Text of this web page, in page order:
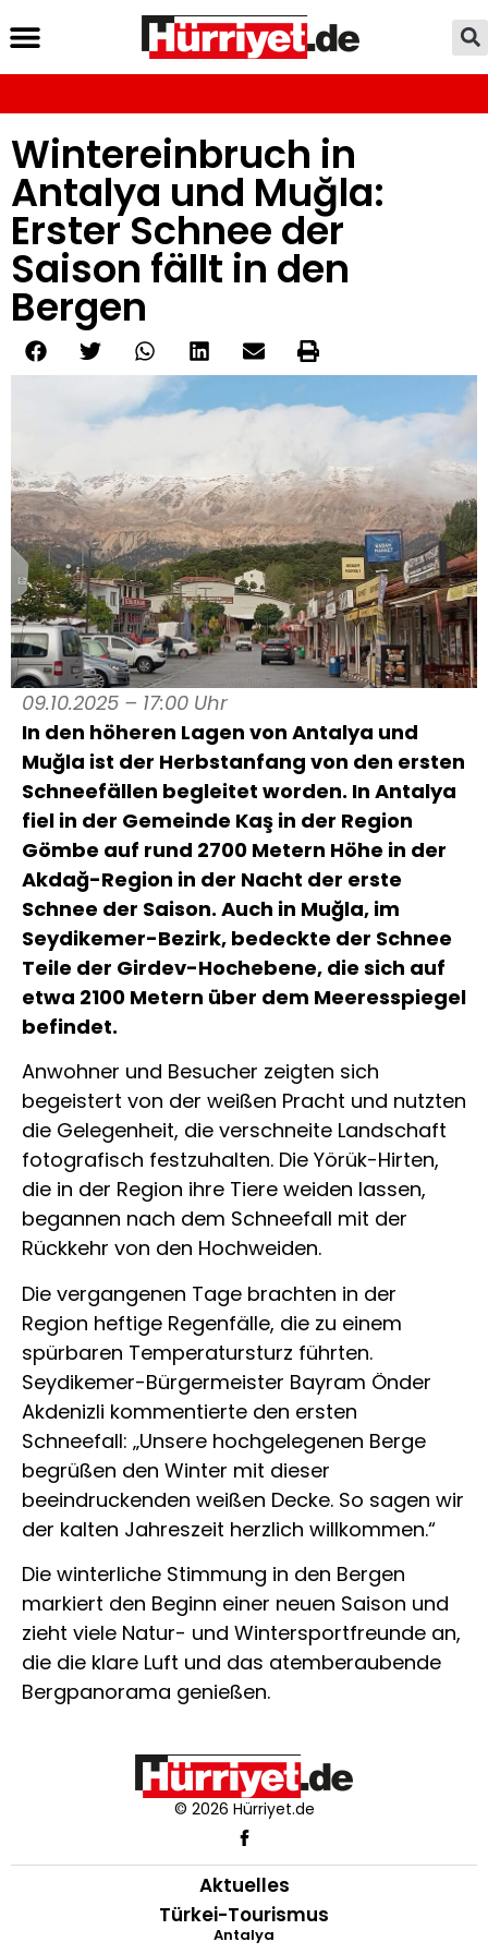
Wintereinbruch in
Antalya und Muğla:
Erster Schnee der
Saison fällt in den
Bergen
09.10.2025 – 17:00 Uhr
In den höheren Lagen von Antalya und
Muğla ist der Herbstanfang von den ersten
Schneefällen begleitet worden. In Antalya
fiel in der Gemeinde Kaş in der Region
Gömbe auf rund 2700 Metern Höhe in der
Akdağ-Region in der Nacht der erste
Schnee der Saison. Auch in Muğla, im
Seydikemer-Bezirk, bedeckte der Schnee
Teile der Girdev-Hochebene, die sich auf
etwa 2100 Metern über dem Meeresspiegel
befindet.
Anwohner und Besucher zeigten sich
begeistert von der weißen Pracht und nutzten
die Gelegenheit, die verschneite Landschaft
fotografisch festzuhalten. Die Yörük-Hirten,
die in der Region ihre Tiere weiden lassen,
begannen nach dem Schneefall mit der
Rückkehr von den Hochweiden.
Die vergangenen Tage brachten in der
Region heftige Regenfälle, die zu einem
spürbaren Temperatursturz führten.
Seydikemer-Bürgermeister Bayram Önder
Akdenizli kommentierte den ersten
Schneefall: „Unsere hochgelegenen Berge
begrüßen den Winter mit dieser
beeindruckenden weißen Decke. So sagen wir
der kalten Jahreszeit herzlich willkommen.“
Die winterliche Stimmung in den Bergen
markiert den Beginn einer neuen Saison und
zieht viele Natur- und Wintersportfreunde an,
die die klare Luft und das atemberaubende
Bergpanorama genießen.
© 2026 Hürriyet.de
Aktuelles
Türkei-Tourismus
Antalya